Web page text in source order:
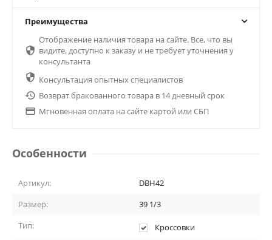
Преимущества

Отображение наличия товара на сайте. Все, что вы
видите, доступно к заказу и не требует уточнения у
консультанта
 Консультация опытных специалистов
 Возврат бракованного товара в 14 дневный срок
 Мгновенная оплата на сайте картой или СБП
Особенности
Артикул:
DBH42
Размер:
39 1/3
Тип:
Кроссовки